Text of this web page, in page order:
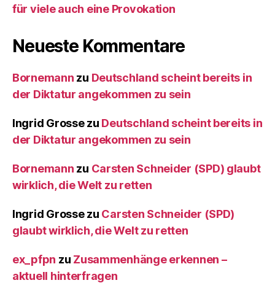
für viele auch eine Provokation
Neueste Kommentare
Bornemann zu Deutschland scheint bereits in
der Diktatur angekommen zu sein
Ingrid Grossezu Deutschland scheint bereits in
der Diktatur angekommen zu sein
Bornemann zu Carsten Schneider (SPD) glaubt
wirklich, die Welt zu retten
Ingrid Grossezu Carsten Schneider (SPD)
glaubt wirklich, die Welt zu retten
ex_pfpn zu Zusammenhänge erkennen –
aktuell hinterfragen